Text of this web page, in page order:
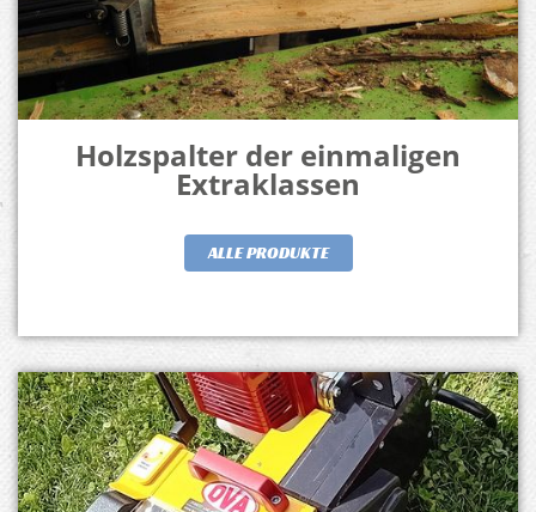
Holzspalter der einmaligen
Extraklassen
ALLE PRODUKTE